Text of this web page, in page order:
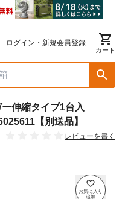
ログイン・新規会員登録
カート
伸縮タイプ1台入
【別送品】
レビューを書く